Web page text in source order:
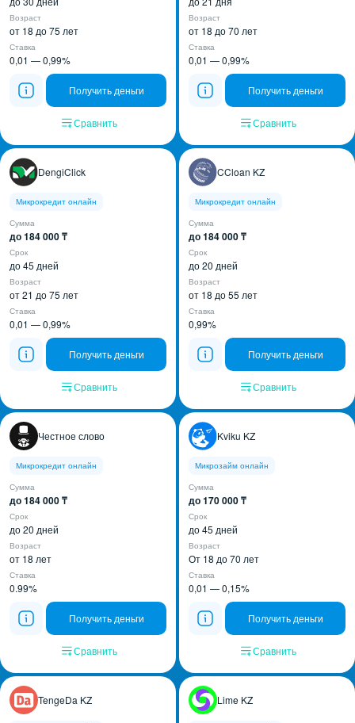
Возраст
от 18 до 75 лет
Ставка
0,01 — 0,99%
Получить деньги
Сравнить
Возраст
от 18 до 70 лет
Ставка
0,01 — 0,99%
Получить деньги
Сравнить
DengiClick
Микрокредит онлайн
Сумма
до 184 000 ₸
Срок
до 45 дней
Возраст
от 21 до 75 лет
Ставка
0,01 — 0,99%
Получить деньги
Сравнить
CCloan KZ
Микрокредит онлайн
Сумма
до 184 000 ₸
Срок
до 20 дней
Возраст
от 18 до 55 лет
Ставка
0,99%
Получить деньги
Сравнить
Честное слово
Микрокредит онлайн
Сумма
до 184 000 ₸
Срок
до 20 дней
Возраст
от 18 лет
Ставка
0.99%
Получить деньги
Сравнить
Kviku KZ
Микрозайм онлайн
Сумма
до 170 000 ₸
Срок
до 45 дней
Возраст
От 18 до 70 лет
Ставка
0,01 — 0,15%
Получить деньги
Сравнить
TengeDa KZ Lime KZ